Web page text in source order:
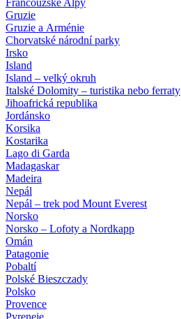
Francouzské Alpy
Gruzie
Gruzie a Arménie
Chorvatské národní parky
Irsko
Island
Island – velký okruh
Italské Dolomity – turistika nebo ferraty
Jihoafrická republika
Jordánsko
Korsika
Kostarika
Lago di Garda
Madagaskar
Madeira
Nepál
Nepál – trek pod Mount Everest
Norsko
Norsko – Lofoty a Nordkapp
Omán
Patagonie
Pobaltí
Polské Bieszczady
Polsko
Provence
Pyreneje